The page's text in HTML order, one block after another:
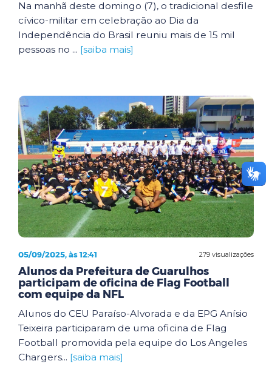
Na manhã deste domingo (7), o tradicional desfile
cívico-militar em celebração ao Dia da
Independência do Brasil reuniu mais de 15 mil
pessoas no ... [saiba mais]
279 visualizações
05/09/2025, às 12:41
Alunos da Prefeitura de Guarulhos
participam de oficina de Flag Football
com equipe da NFL
Alunos do CEU Paraíso-Alvorada e da EPG Anísio
Teixeira participaram de uma oficina de Flag
Football promovida pela equipe do Los Angeles
Chargers... [saiba mais]